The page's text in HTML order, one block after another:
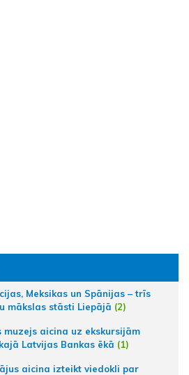
Meksikas un Spānijas – trīs
mākslas stāsti Liepājā (2)
muzejs aicina uz ekskursijām
Latvijas Bankas ēkā (1)
aicina izteikt viedokli par